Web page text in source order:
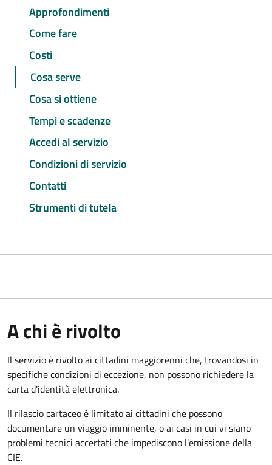
Approfondimenti
Come fare
Costi
Cosa serve
Cosa si ottiene
Tempi e scadenze
Accedi al servizio
Condizioni di servizio
Contatti
Strumenti di tutela
A chi è rivolto
Il servizio è rivolto ai cittadini maggiorenni che, trovandosi in
specifiche condizioni di eccezione, non possono richiedere la
carta d'identità elettronica.
Il rilascio cartaceo è limitato ai cittadini che possono
documentare un viaggio imminente, o ai casi in cui vi siano
problemi tecnici accertati che impediscono l'emissione della
CIE.